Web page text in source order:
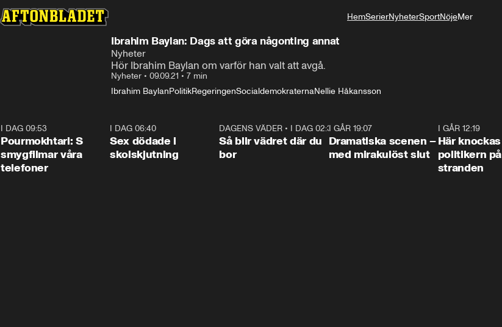
HemSerierNyheterSportNöjeMer
Ibrahim Baylan: Dags att göra någonting annat
Nyheter
Hör Ibrahim Baylan om varför han valt att avgå.
Nyheter • 09.09.21 • 7 min
Ibrahim BaylanPolitikRegeringenSocialdemokraternaNellie Håkansson
I DAG 09:53
Pourmokhtari: S
smygfilmar våra
telefoner
I DAG 06:40
Sex dödade i
skolskjutning
1:06
DAGENS VÄDER • I DAG 02:30
Så blir vädret där du
bor
I GÅR 19:07
Dramatiska scenen –
med mirakulöst slut
I GÅR 12:19
Här knockas
politikern på
stranden